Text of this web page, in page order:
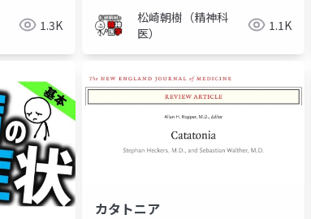
1.3K
松崎朝樹（精神科
医）
1.1K
カタトニア